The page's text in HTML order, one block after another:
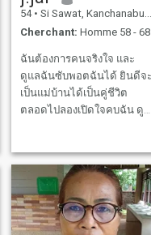
54 • Si Sawat, Kanchanaburi, Thailande
Cherchant: Homme 58 - 68
ฉันต้องการคนจริงใจ และ
ดูแลฉันซับพอตฉันได้ ยินดีจะ
เป็นแม่บ้านได้เป็นคู่ชีวิต
ตลอดไปลองเปิดใจคบฉัน ดู